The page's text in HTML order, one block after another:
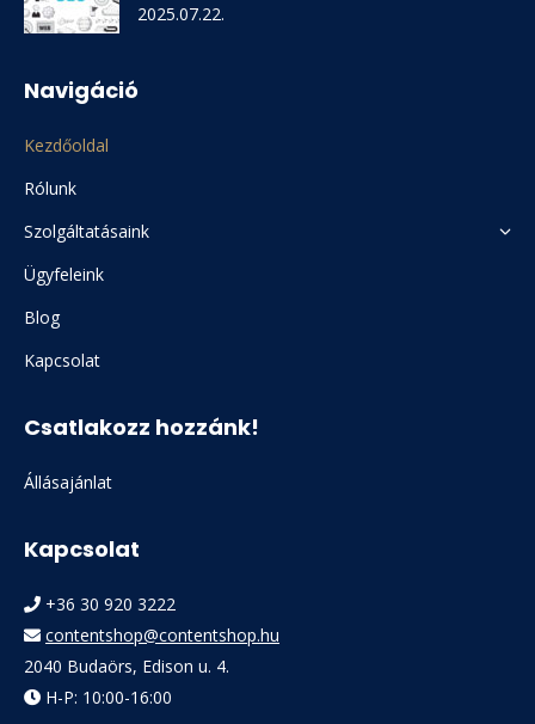
2025.07.22.
Navigáció
Kezdőoldal
Rólunk
Szolgáltatásaink
Ügyfeleink
Blog
Kapcsolat
Csatlakozz hozzánk!
Állásajánlat
Kapcsolat
+36 30 920 3222
contentshop@contentshop.hu
2040 Budaörs, Edison u. 4.
H-P: 10:00-16:00